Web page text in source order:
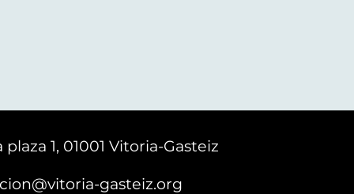
plaza 1, 01001 Vitoria-Gasteiz
gasteiz.org